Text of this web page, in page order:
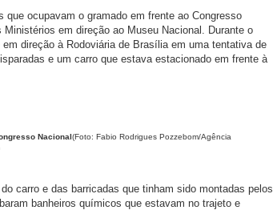
ocupavam o gramado em frente ao Congresso
em direção ao Museu Nacional. Durante o
direção à Rodoviária de Brasília em uma tentativa de
e um carro que estava estacionado em frente à
Nacional(Foto: Fabio Rodrigues Pozzebom/Agência
carro e das barricadas que tinham sido montadas pelos
banheiros químicos que estavam no trajeto e